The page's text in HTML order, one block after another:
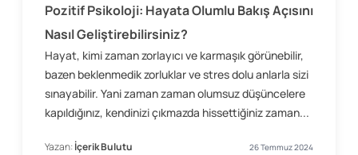
Pozitif Psikoloji: Hayata Olumlu Bakış Açısını
Nasıl Geliştirebilirsiniz?
Hayat, kimi zaman zorlayıcı ve karmaşık görünebilir,
bazen beklenmedik zorluklar ve stres dolu anlarla sizi
sınayabilir. Yani zaman zaman olumsuz düşüncelere
kapıldığınız, kendinizi çıkmazda hissettiğiniz zaman...
Yazan:İçerik Bulutu 26 Temmuz 2024